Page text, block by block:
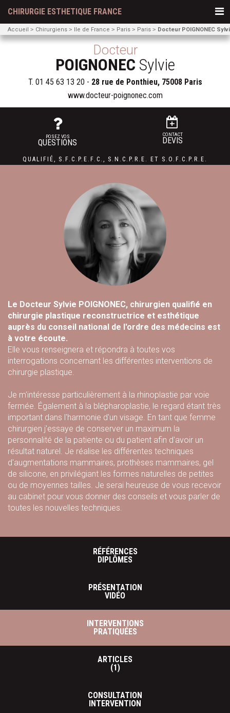
CHIRURGIE ESTHETIQUE FRANCE
Accueil Chirurgiens Ile de France Paris Paris Docteur POIGNONEC
Docteur
POIGNONEC Sylvie
T. 01 45 63 13 20 - 28 rue de Ponthieu, 75008 Paris
www.docteur-poignonec.com
POSEZ VOS
QUESTIONS
CONTACT
DEVIS
QUALIFIÉ, S.F.C.P.E.F.C. , S.N.C.P.R.E. ET S.O.F.C.P.R.E.
Le Docteur Sylvie POIGNONEC, chirurgien qualifié en
chirurgie plastique reconstructrice et esthétique
auprès du conseil national de l'ordre des médecins est
à votre écoute.
Elle vous renseignera et répondra à toutes vos
interrogations concernant les différentes interventions de
chirurgie plastique.
Je m'intéresse particulièrement à la rhinoplastie par voie
fermée. Également à la blépharoplastie, le regard étant très
important dans l'harmonie d'un visage. En tant que femme
chirurgien j'essaye de conserver un maximum la
personnalité de la patiente ou du patient afin d'avoir un
résultat naturel. Je réalise les différentes techniques
d'augmentations mammaires, prothèses mammaires, gel
de silicone, en privilégiant les formes naturelles de petites
ou de moyennes tailles. Je serai heureuse de vous recevoir
au cabinet pour vous donner des conseils et vous parler de
toutes les nouvelles techniques.
RÉFÉRENCES
DIPLÔMES
PRÉSENTATION
VIDÉO
INTERVENTIONS
PRATIQUÉES
ARTICLES
(1)
CONSULTATION
INTERVENTION